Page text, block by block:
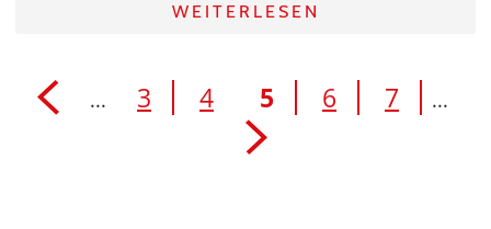
WEITERLESEN
... 3 4 5 6 7 ...